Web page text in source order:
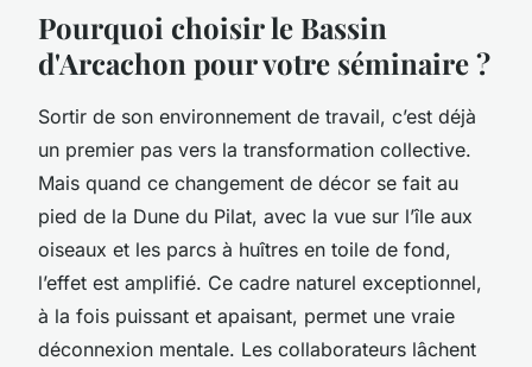
Pourquoi choisir le Bassin
d'Arcachon pour votre séminaire ?
Sortir de son environnement de travail, c’est déjà
un premier pas vers la transformation collective.
Mais quand ce changement de décor se fait au
pied de la Dune du Pilat, avec la vue sur l’île aux
oiseaux et les parcs à huîtres en toile de fond,
l’effet est amplifié. Ce cadre naturel exceptionnel,
à la fois puissant et apaisant, permet une vraie
déconnexion mentale. Les collaborateurs lâchent